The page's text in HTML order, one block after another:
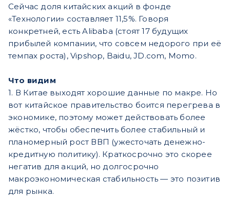
Сейчас доля китайских акций в фонде
«Технологии» составляет 11,5%. Говоря
конкретней, есть Alibaba (стоят 17 будущих
прибылей компании, что совсем недорого при её
темпах роста), Vipshop, Baidu, JD.com, Momo.
Что видим
1. В Китае выходят хорошие данные по макре. Но
вот китайское правительство боится перегрева в
экономике, поэтому может действовать более
жёстко, чтобы обеспечить более стабильный и
планомерный рост ВВП (ужесточать денежно-
кредитную политику). Краткосрочно это скорее
негатив для акций, но долгосрочно
макроэкономическая стабильность — это позитив
для рынка.